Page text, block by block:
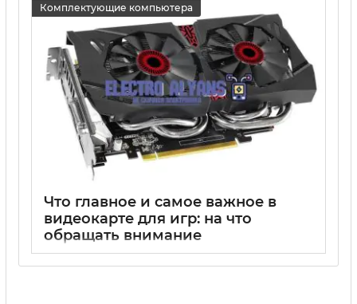
Комплектующие компьютера
Что главное и самое важное в
видеокарте для игр: на что
обращать внимание